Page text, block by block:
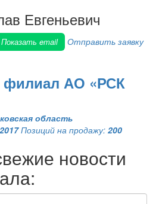
Евгеньевич
Показать email
Отправить заявку
филиал АО «РСК
область
Позиций на продажу: 200
новости